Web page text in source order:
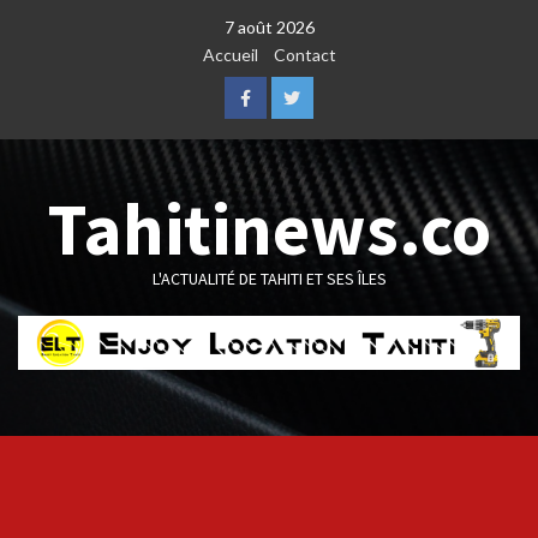
7 août 2026
Accueil
Contact
FacebookTwitter
Tahitinews.co
L'ACTUALITÉ DE TAHITI ET SES ÎLES